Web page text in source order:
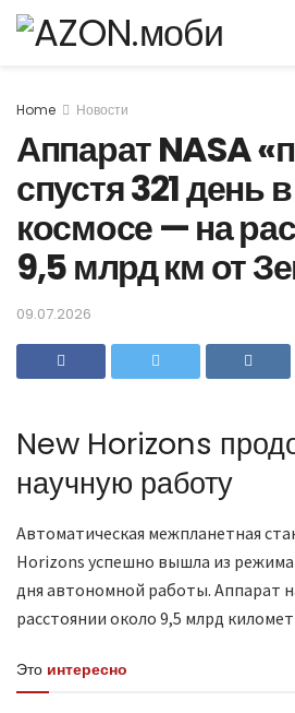
Home Новости
Аппарат NASA
спустя 321 день
космосе — на
9,5 млрд км от
09.07.2026
New Horizons
научную работу
Автоматическая межпланетная
Horizons успешно вышла из
дня автономной работы. Аппарат
расстоянии около 9,5 млрд
Это интересно